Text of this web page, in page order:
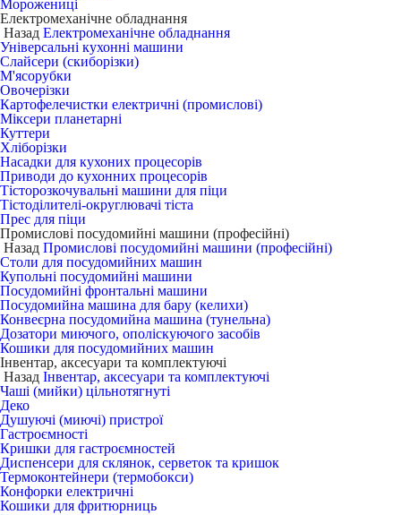
Морожениці
Електромеханічне обладнання
Назад Електромеханічне обладнання
Універсальні кухонні машини
Слайсери (скиборізки)
М'ясорубки
Овочерізки
Картофелечистки електричні (промислові)
Міксери планетарні
Куттери
Хліборізки
Насадки для кухоних процесорів
Приводи до кухонних процесорів
Тісторозкочувальні машини для піци
Тістоділителі-округлювачі тіста
Прес для піци
Промислові посудомийні машини (професійні)
Назад Промислові посудомийні машини (професійні)
Столи для посудомийних машин
Купольні посудомийні машини
Посудомийні фронтальні машини
Посудомийна машина для бару (келихи)
Конвеєрна посудомийна машина (тунельна)
Дозатори миючого, ополіскуючого засобів
Кошики для посудомийних машин
Інвентар, аксесуари та комплектуючі
Назад Інвентар, аксесуари та комплектуючі
Чаші (мийки) цільнотягнуті
Деко
Душуючі (миючі) пристрої
Гастроємності
Кришки для гастроємностей
Диспенсери для склянок, серветок та кришок
Термоконтейнери (термобокси)
Конфорки електричні
Кошики для фритюрниць